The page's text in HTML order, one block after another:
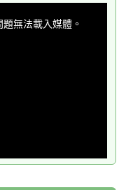
無法載入媒體。